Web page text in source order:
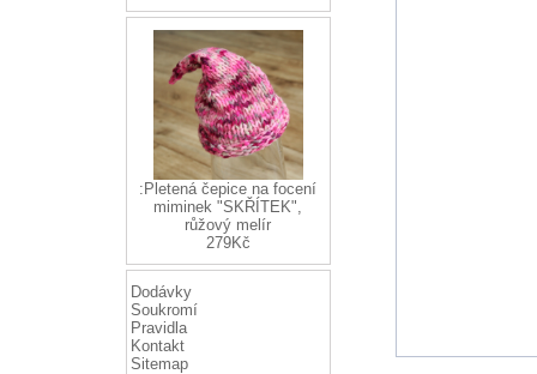
:Pletená čepice na focení
miminek "SKŘÍTEK",
růžový melír
279Kč
Dodávky
Soukromí
Pravidla
Kontakt
Sitemap